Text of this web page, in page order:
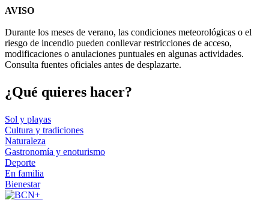
−
AVISO
Durante los meses de verano, las condiciones meteorológicas o el
riesgo de incendio pueden conllevar restricciones de acceso,
modificaciones o anulaciones puntuales en algunas actividades.
Consulta fuentes oficiales antes de desplazarte.
¿Qué quieres hacer?
Sol y playas
Cultura y tradiciones
Naturaleza
Gastronomía y enoturismo
Deporte
En familia
Bienestar